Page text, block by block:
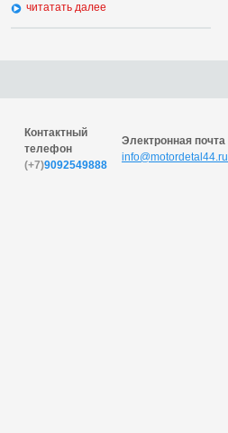
читатать далее
Контактный
телефон
(+7)9092549888
Электронная почта
info@motordetal44.ru